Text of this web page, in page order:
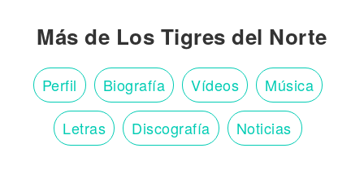
Más de Los Tigres del Norte
Perfil Biografía Vídeos Música
Letras Discografía Noticias